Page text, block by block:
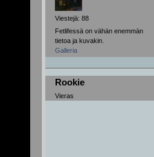
Viestejä: 88
Fetlifessä on vähän enemmän
tietoa ja kuvakin.
Galleria
Rookie
Vieras